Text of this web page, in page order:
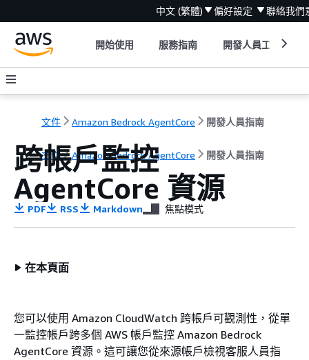
中文 (繁體) 偏好設定 聯絡我們
開始使用 服務指南 開發人員工具
文件 Amazon Bedrock AgentCore 開發人員指南
文件 Amazon Bedrock AgentCore 開發人員指南
跨帳戶監控
AgentCore 資源
PDF RSS Markdown 焦點模式
在本頁面
您可以使用 Amazon CloudWatch 跨帳戶可觀測性，從單
一監控帳戶跨多個 AWS 帳戶監控 Amazon Bedrock
AgentCore 資源。這可讓您從來源帳戶檢視客服人員指